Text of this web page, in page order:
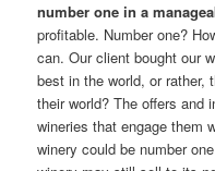
number one in a
profitable. Number one?
can. Our client bought our
best in the world, or rather,
their world? The offers and
wineries that engage them
winery could be number